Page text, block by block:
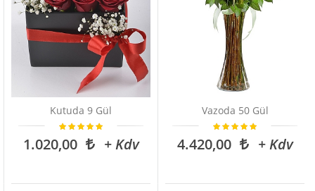
Kutuda 9 Gül
1.020,00 + Kdv
Vazoda 50 Gül
4.420,00 + Kdv